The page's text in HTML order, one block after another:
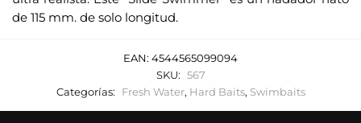
de 115 mm. de solo longitud.
EAN: 4544565099094
SKU: 567
Categorías:
Fresh Water, Hard Baits, Swimbaits